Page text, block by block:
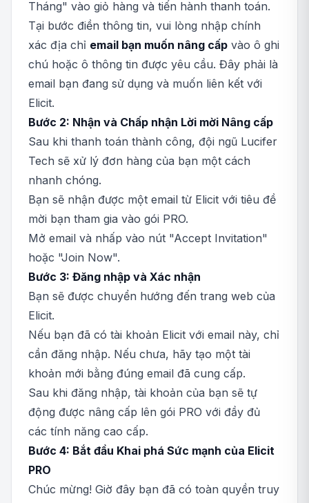
Tháng" vào giỏ hàng và tiến hành thanh toán.
Tại bước điền thông tin, vui lòng nhập chính
xác địa chỉ email bạn muốn nâng cấp vào ô ghi
chú hoặc ô thông tin được yêu cầu. Đây phải là
email bạn đang sử dụng và muốn liên kết với
Elicit.
Bước 2: Nhận và Chấp nhận Lời mời Nâng cấp
Sau khi thanh toán thành công, đội ngũ Lucifer
Tech sẽ xử lý đơn hàng của bạn một cách
nhanh chóng.
Bạn sẽ nhận được một email từ Elicit với tiêu đề
mời bạn tham gia vào gói PRO.
Mở email và nhấp vào nút "Accept Invitation"
hoặc "Join Now".
Bước 3: Đăng nhập và Xác nhận
Bạn sẽ được chuyển hướng đến trang web của
Elicit.
Nếu bạn đã có tài khoản Elicit với email này, chỉ
cần đăng nhập. Nếu chưa, hãy tạo một tài
khoản mới bằng đúng email đã cung cấp.
Sau khi đăng nhập, tài khoản của bạn sẽ tự
động được nâng cấp lên gói PRO với đầy đủ
các tính năng cao cấp.
Bước 4: Bắt đầu Khai phá Sức mạnh của Elicit
PRO
Chúc mừng! Giờ đây bạn đã có toàn quyền truy